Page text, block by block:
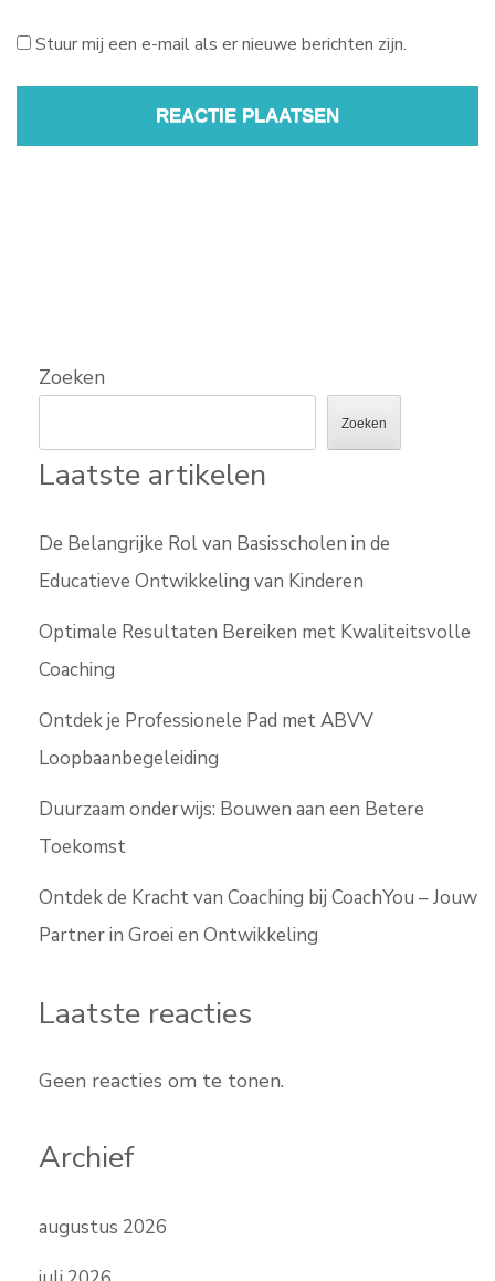
Stuur mij een e-mail als er nieuwe berichten zijn.
Zoeken
Zoeken
Laatste artikelen
De Belangrijke Rol van Basisscholen in de
Educatieve Ontwikkeling van Kinderen
Optimale Resultaten Bereiken met Kwaliteitsvolle
Coaching
Ontdek je Professionele Pad met ABVV
Loopbaanbegeleiding
Duurzaam onderwijs: Bouwen aan een Betere
Toekomst
Ontdek de Kracht van Coaching bij CoachYou – Jouw
Partner in Groei en Ontwikkeling
Laatste reacties
Geen reacties om te tonen.
Archief
augustus 2026